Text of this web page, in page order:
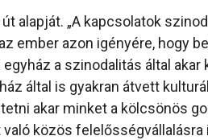
alapját. „A kapcsolatok
ember azon igényére, hogy
a szinodalitás által akar
által is gyakran átvett
akar minket a kölcsönös
közös felelősségvállalásra